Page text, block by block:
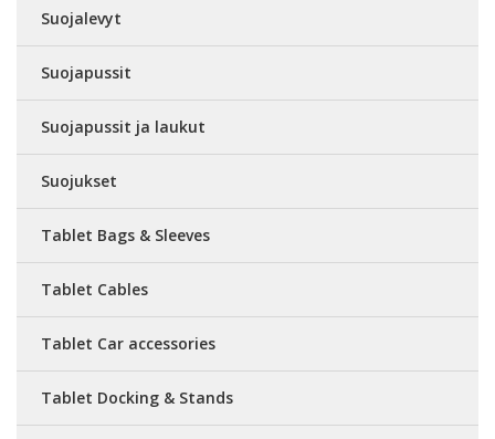
Suojalevyt
Suojapussit
Suojapussit ja laukut
Suojukset
Tablet Bags & Sleeves
Tablet Cables
Tablet Car accessories
Tablet Docking & Stands